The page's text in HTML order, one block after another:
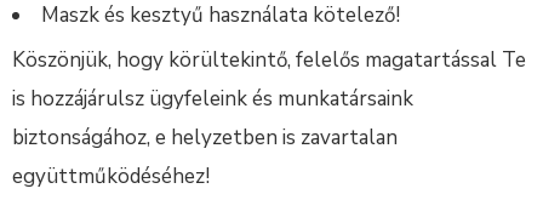
Maszk és kesztyű használata kötelező!
Köszönjük, hogy körültekintő, felelős magatartással Te
is hozzájárulsz ügyfeleink és munkatársaink
biztonságához, e helyzetben is zavartalan
együttműködéséhez!